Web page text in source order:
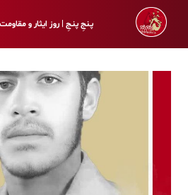
پـنجِ پنـجِ | روز ایثار و